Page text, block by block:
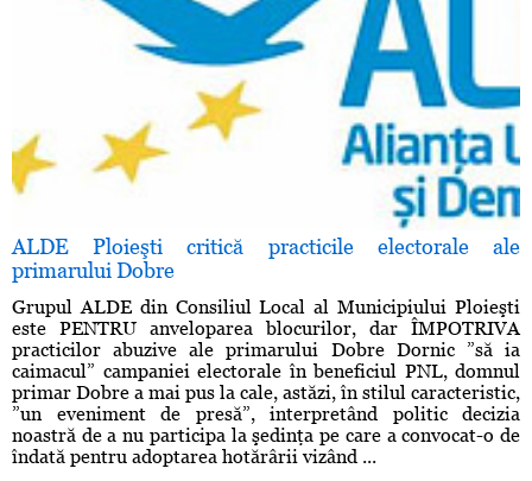
ALDE Ploieşti critică practicile electorale ale
primarului Dobre
Grupul ALDE din Consiliul Local al Municipiului Ploieşti
este PENTRU anveloparea blocurilor, dar ÎMPOTRIVA
practicilor abuzive ale primarului Dobre Dornic ”să ia
caimacul” campaniei electorale în beneficiul PNL, domnul
primar Dobre a mai pus la cale, astăzi, în stilul caracteristic,
”un eveniment de presă”, interpretând politic decizia
noastră de a nu participa la şedinţa pe care a convocat-o de
îndată pentru adoptarea hotărârii vizând ...